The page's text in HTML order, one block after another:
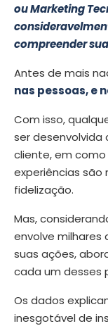
ou Marketing
compreender
Antes de mais
nas pessoas, e
Com isso,
ser
cliente, em
experiências são
fidelização.
Mas,
envolve milhares
suas ações,
cada um desses
Os dados
inesgotável de